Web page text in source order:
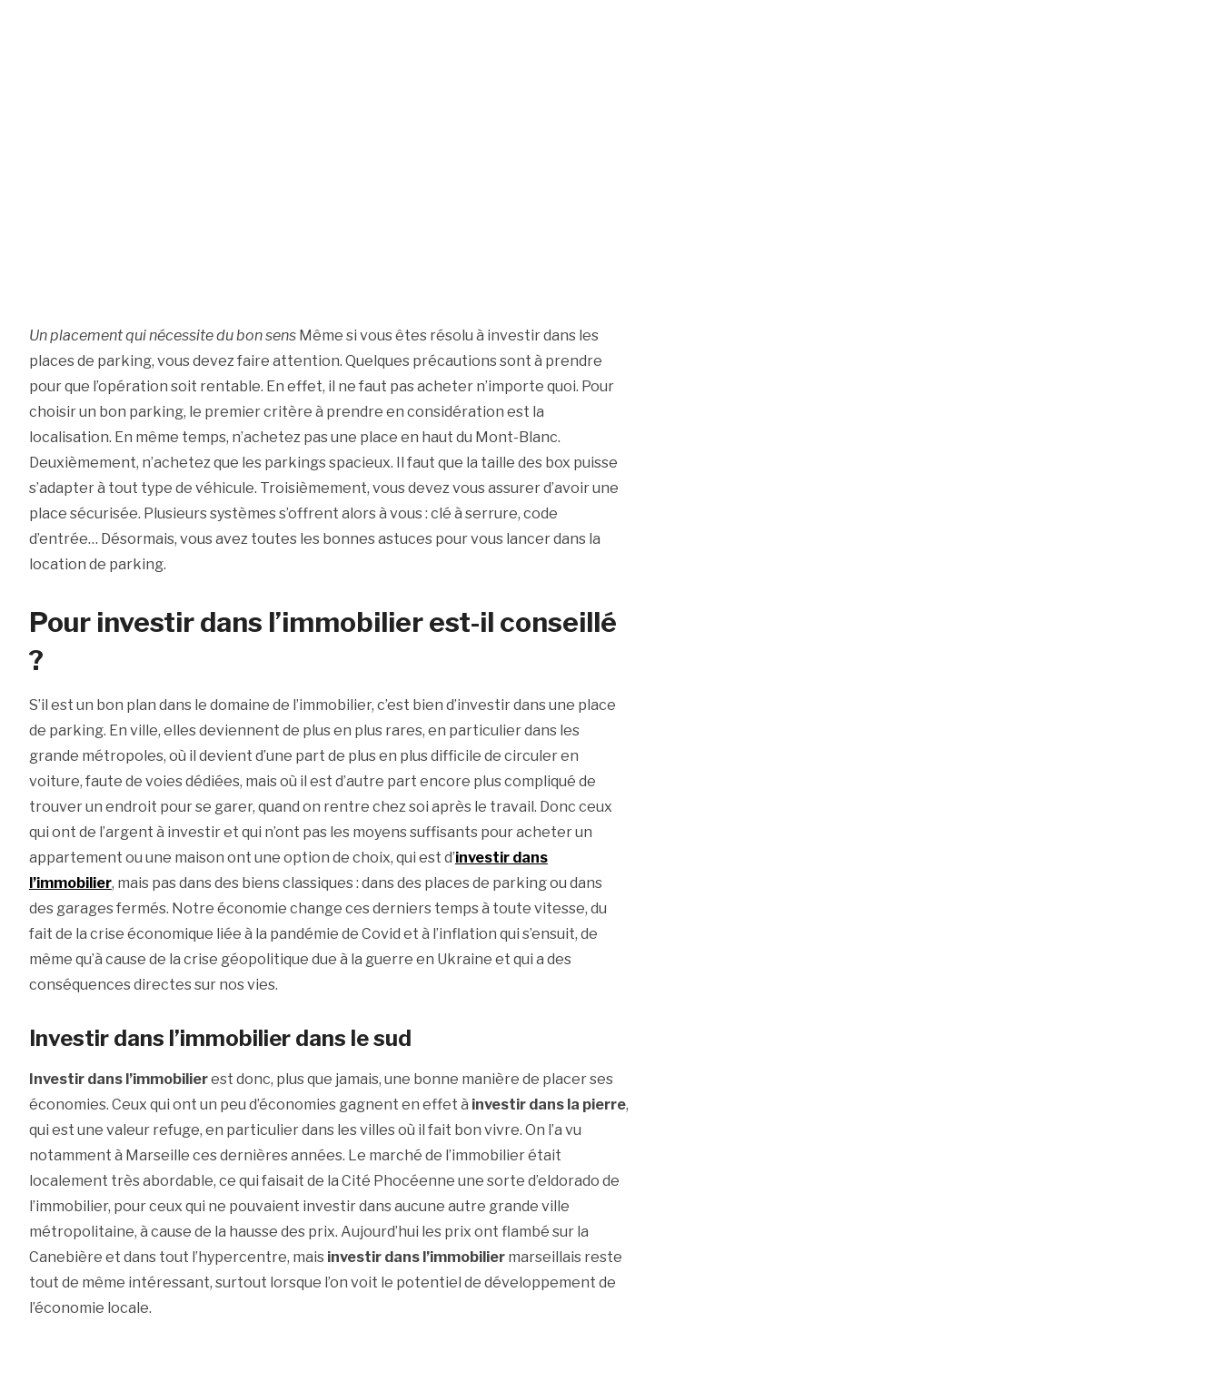
Un placement qui nécessite du bon sensMême si vous êtes résolu à investir dans les
places de parking, vous devez faire attention. Quelques précautions sont à prendre
pour que l’opération soit rentable. En effet, il ne faut pas acheter n’importe quoi. Pour
choisir un bon parking, le premier critère à prendre en considération est la
localisation. En même temps, n’achetez pas une place en haut du Mont-Blanc.
Deuxièmement, n’achetez que les parkings spacieux. Il faut que la taille des box puisse
s’adapter à tout type de véhicule. Troisièmement, vous devez vous assurer d’avoir une
place sécurisée. Plusieurs systèmes s’offrent alors à vous : clé à serrure, code
d’entrée… Désormais, vous avez toutes les bonnes astuces pour vous lancer dans la
location de parking.
Pour investir dans l’immobilier est-il conseillé
?
S’il est un bon plan dans le domaine de l’immobilier, c’est bien d’investir dans une place
de parking. En ville, elles deviennent de plus en plus rares, en particulier dans les
grande métropoles, où il devient d’une part de plus en plus difficile de circuler en
voiture, faute de voies dédiées, mais où il est d’autre part encore plus compliqué de
trouver un endroit pour se garer, quand on rentre chez soi après le travail. Donc ceux
qui ont de l’argent à investir et qui n’ont pas les moyens suffisants pour acheter un
appartement ou une maison ont une option de choix, qui est d’investir dans
l’immobilier, mais pas dans des biens classiques : dans des places de parking ou dans
des garages fermés. Notre économie change ces derniers temps à toute vitesse, du
fait de la crise économique liée à la pandémie de Covid et à l’inflation qui s’ensuit, de
même qu’à cause de la crise géopolitique due à la guerre en Ukraine et qui a des
conséquences directes sur nos vies.
Investir dans l’immobilier dans le sud
Investir dans l’immobilierest donc, plus que jamais, une bonne manière de placer ses
économies. Ceux qui ont un peu d’économies gagnent en effet à investir dans la pierre,
qui est une valeur refuge, en particulier dans les villes où il fait bon vivre. On l’a vu
notamment à Marseille ces dernières années. Le marché de l’immobilier était
localement très abordable, ce qui faisait de la Cité Phocéenne une sorte d’eldorado de
l’immobilier, pour ceux qui ne pouvaient investir dans aucune autre grande ville
métropolitaine, à cause de la hausse des prix. Aujourd’hui les prix ont flambé sur la
Canebière et dans tout l’hypercentre, mais investir dans l’immobiliermarseillais reste
tout de même intéressant, surtout lorsque l’on voit le potentiel de développement de
l’économie locale.